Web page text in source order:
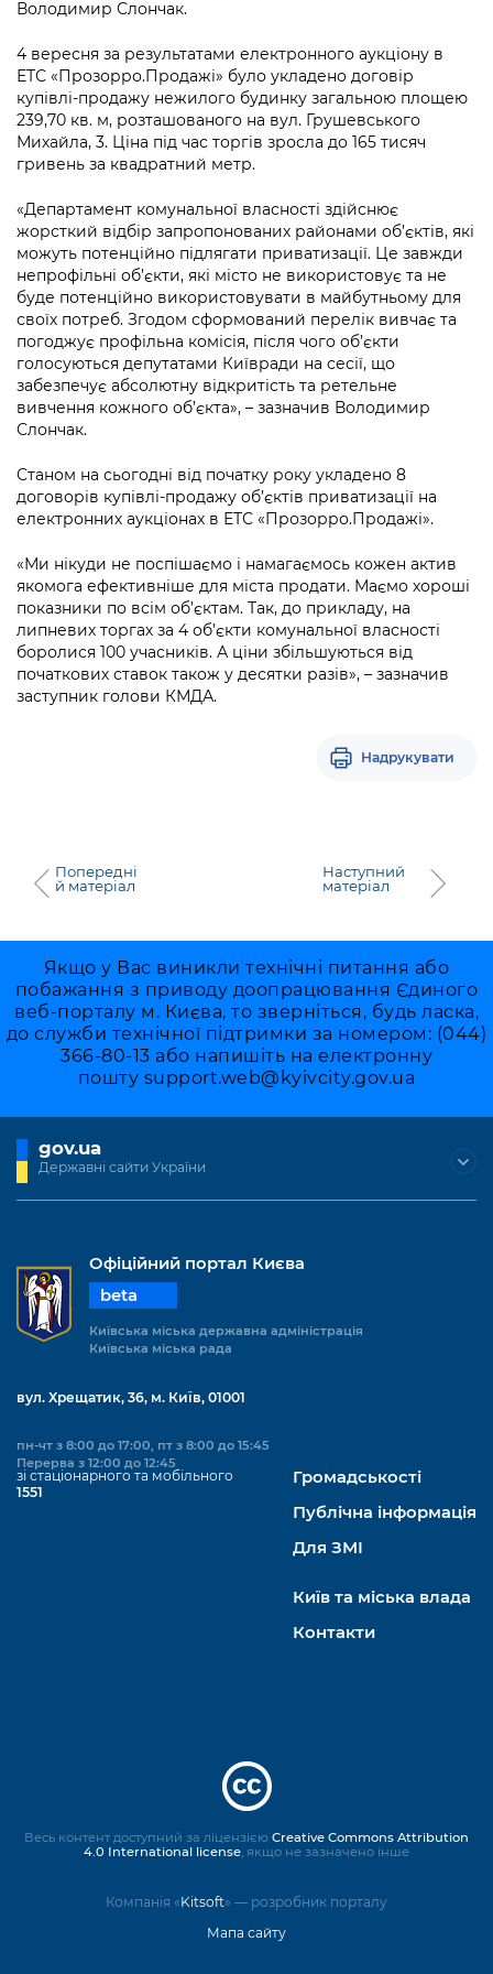
Підприємства, установи, організації
Kyiv International Relations
Річні звіти
Гендерна політика
Київська міська військова адміністрація
Безбар'єрність
Портал послуг
Міський застосунок Київ Цифровий
Важливе під час воєнного стану
Уряд» – місцевий рівень»
Важливе під час воєнного стану
Про відкриті дані
Портал даних Києва
Публічні дашборди
Володимир Слончак.
4 вересня за результатами електронного аукціону в
ЕТС «Прозорро.Продажі» було укладено договір
купівлі-продажу нежилого будинку загальною площею
239,70 кв. м, розташованого на вул. Грушевського
Михайла, 3. Ціна під час торгів зросла до 165 тисяч
гривень за квадратний метр.
«Департамент комунальної власності здійснює
жорсткий відбір запропонованих районами об’єктів, які
можуть потенційно підлягати приватизації. Це завжди
непрофільні об’єкти, які місто не використовує та не
буде потенційно використовувати в майбутньому для
своїх потреб. Згодом сформований перелік вивчає та
погоджує профільна комісія, після чого об’єкти
голосуються депутатами Київради на сесії, що
забезпечує абсолютну відкритість та ретельне
вивчення кожного об’єкта», – зазначив Володимир
Слончак.
Станом на сьогодні від початку року укладено 8
договорів купівлі-продажу об’єктів приватизації на
електронних аукціонах в ЕТС «Прозорро.Продажі».
«Ми нікуди не поспішаємо і намагаємось кожен актив
якомога ефективніше для міста продати. Маємо хороші
показники по всім об’єктам. Так, до прикладу, на
липневих торгах за 4 об’єкти комунальної власності
боролися 100 учасників. А ціни збільшуються від
початкових ставок також у десятки разів», – зазначив
заступник голови КМДА.
Надрукувати
Попередні
й матеріал
Наступний
матеріал
Якщо у Вас виникли технічні питання або
побажання з приводу доопрацювання Єдиного
веб-порталу м. Києва, то зверніться, будь ласка,
до служби технічної підтримки за номером: (044)
366-80-13 або напишіть на електронну
пошту support.web@kyivcity.gov.ua
gov.ua
Державні сайти України
Офіційний портал Києва
beta
Київська міська державна адміністрація
Київська міська рада
вул. Хрещатик, 36, м. Київ, 01001
пн-чт з 8:00 до 17:00, пт з 8:00 до 15:45
Перерва з 12:00 до 12:45
зі стаціонарного та мобільного
1551
Громадськості
Публічна інформація
Для ЗМІ
Київ та міська влада
Контакти
Компанія «Kitsoft» — розробник порталу
Мапа сайту
Весь контент доступний за ліцензією Creative Commons Attribution
4.0 International license , якщо не зазначено інше